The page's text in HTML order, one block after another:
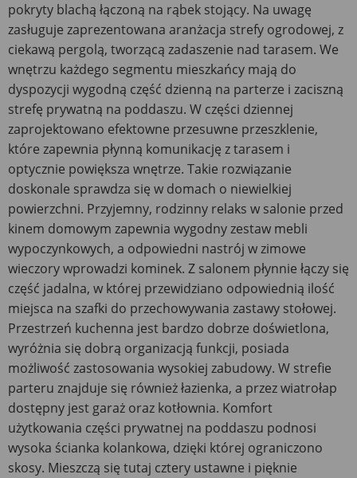
pokryty blachą łączoną na rąbek stojący. Na uwagę
zasługuje zaprezentowana aranżacja strefy ogrodowej, z
ciekawą pergolą, tworzącą zadaszenie nad tarasem. We
wnętrzu każdego segmentu mieszkańcy mają do
dyspozycji wygodną część dzienną na parterze i zaciszną
strefę prywatną na poddaszu. W części dziennej
zaprojektowano efektowne przesuwne przeszklenie,
które zapewnia płynną komunikację z tarasem i
optycznie powiększa wnętrze. Takie rozwiązanie
doskonale sprawdza się w domach o niewielkiej
powierzchni. Przyjemny, rodzinny relaks w salonie przed
kinem domowym zapewnia wygodny zestaw mebli
wypoczynkowych, a odpowiedni nastrój w zimowe
wieczory wprowadzi kominek. Z salonem płynnie łączy się
część jadalna, w której przewidziano odpowiednią ilość
miejsca na szafki do przechowywania zastawy stołowej.
Przestrzeń kuchenna jest bardzo dobrze doświetlona,
wyróżnia się dobrą organizacją funkcji, posiada
możliwość zastosowania wysokiej zabudowy. W strefie
parteru znajduje się również łazienka, a przez wiatrołap
dostępny jest garaż oraz kotłownia. Komfort
użytkowania części prywatnej na poddaszu podnosi
wysoka ścianka kolankowa, dzięki której ograniczono
skosy. Mieszczą się tutaj cztery ustawne i pięknie